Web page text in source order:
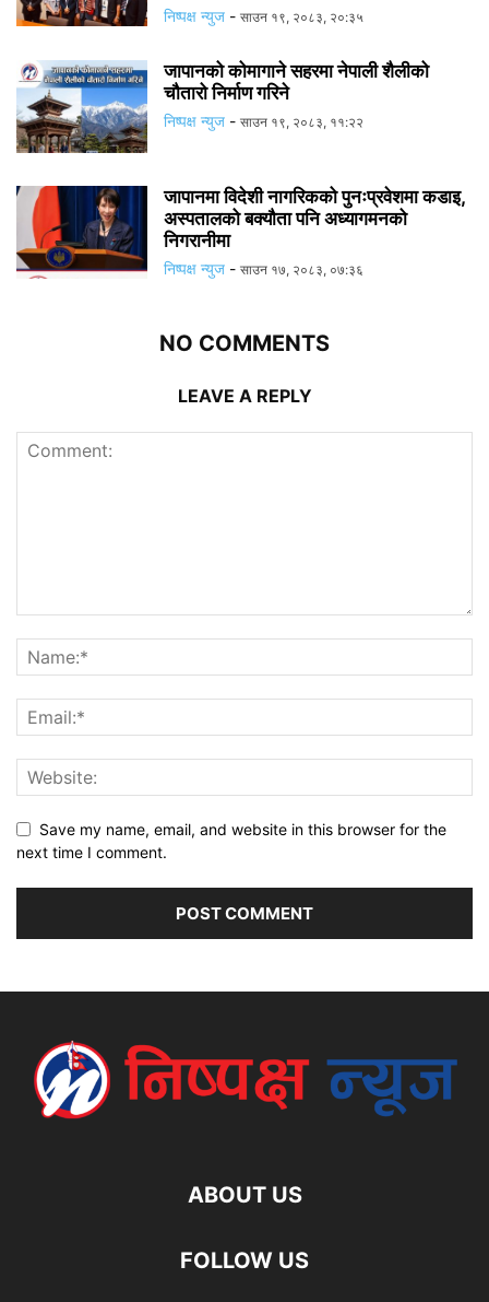
निष्पक्ष न्युज - साउन १९, २०८३, २०:३५
जापानको कोमागाने सहरमा नेपाली शैलीको
चौतारो निर्माण गरिने
निष्पक्ष न्युज - साउन १९, २०८३, ११:२२
जापानमा विदेशी नागरिकको पुनःप्रवेशमा कडाइ,
अस्पतालको बक्यौता पनि अध्यागमनको
निगरानीमा
निष्पक्ष न्युज - साउन १७, २०८३, ०७:३६
NO COMMENTS
LEAVE A REPLY
Save my name, email, and website in this browser for the
next time I comment.
ABOUT US
FOLLOW US